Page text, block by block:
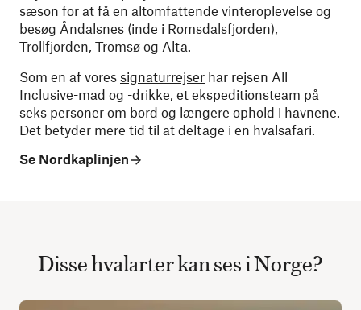
sæson for at få en altomfattende vinteroplevelse og
besøg Åndalsnes (inde i Romsdalsfjorden),
Trollfjorden, Tromsø og Alta.
Som en af ​​vores signaturrejser har rejsen All
Inclusive-mad og -drikke, et ekspeditionsteam på
seks personer om bord og længere ophold i havnene.
Det betyder mere tid til at deltage i en hvalsafari.
Se Nordkaplinjen
Disse hvalarter kan ses i Norge?